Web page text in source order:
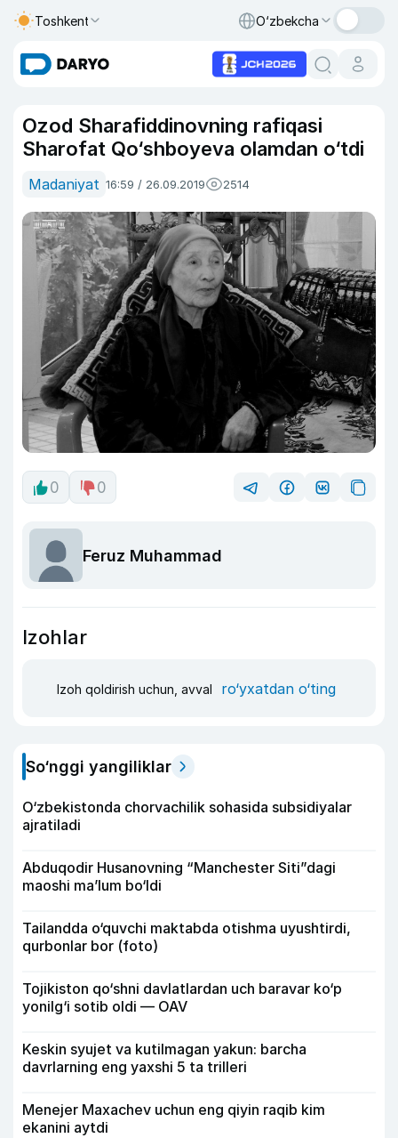
Toshkent O‘zbekcha
Ozod Sharafiddinovning rafiqasi
Sharofat Qo‘shboyeva olamdan o‘tdi
Madaniyat 16:59 / 26.09.2019 2514
0 0
Feruz Muhammad
Izohlar
Izoh qoldirish uchun, avval ro‘yxatdan o‘ting
So‘nggi yangiliklar
O‘zbekistonda chorvachilik sohasida subsidiyalar
ajratiladi
Abduqodir Husanovning “Manchester Siti”dagi
maoshi ma’lum bo‘ldi
Tailandda o‘quvchi maktabda otishma uyushtirdi,
qurbonlar bor (foto)
Tojikiston qo‘shni davlatlardan uch baravar ko‘p
yonilg‘i sotib oldi — OAV
Keskin syujet va kutilmagan yakun: barcha
davrlarning eng yaxshi 5 ta trilleri
Menejer Maxachev uchun eng qiyin raqib kim
ekanini aytdi